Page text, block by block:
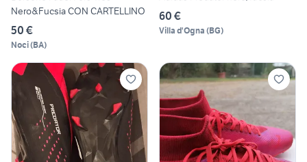
Nero&Fucsia CON CARTELLINO
50 €
Noci(BA)
60 €
Villa d'Ogna (BG)